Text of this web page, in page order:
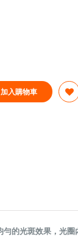
的光斑效果，光圈